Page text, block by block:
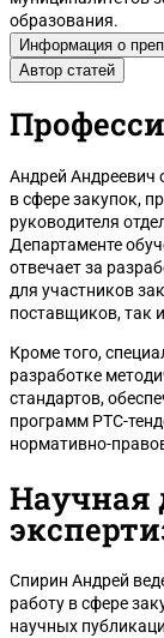
Белгород
образования.
Информация о
Автор статей
Андрей Андреевич
в сфере закупок,
руководителя
Департаменте
отвечает за
для участников
поставщиков, так
Кроме того,
разработке
стандартов,
программ РТС-
нормативно-
Научная
Спирин Андрей
работу в сфере
научных